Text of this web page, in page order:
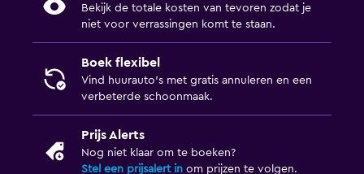
Bekijk de totale kosten van tevoren zodat je
niet voor verrassingen komt te staan.
Boek flexibel
Vind huurauto's met gratis annuleren en een
verbeterde schoonmaak.
Prijs Alerts
Nog niet klaar om te boeken?
Stel een prijsalert in om prijzen te volgen.